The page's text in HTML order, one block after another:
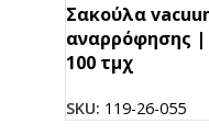
Σακούλα
αναρρόφησης |
100 τμχ
SKU: 119-26-055